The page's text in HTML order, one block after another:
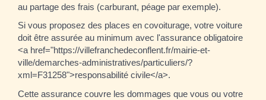
au partage des frais (carburant, péage par exemple).
Si vous proposez des places en covoiturage, votre voiture
doit être assurée au minimum avec l'assurance obligatoire
<a href="https://villefranchedeconflent.fr/mairie-et-
ville/demarches-administratives/particuliers/?
xml=F31258">responsabilité civile</a>.
Cette assurance couvre les dommages que vous ou votre